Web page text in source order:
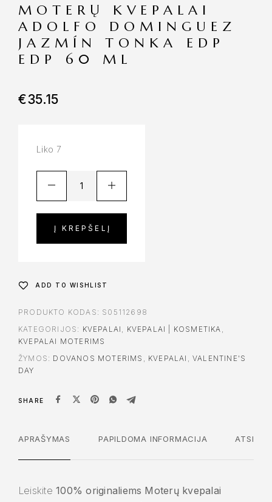
MOTERŲ KVEPALAI
ADOLFO DOMINGUEZ
JAZMÍN TONKA EDP
EDP 60 ML
€35.15
Liko 7
Į KREPŠELĮ
ADD TO WISHLIST
PRODUKTO KODAS: S05112698
KATEGORIJOS: KVEPALAI , KVEPALAI | KOSMETIKA ,
KVEPALAI MOTERIMS
ŽYMOS: DOVANOS MOTERIMS , KVEPALAI ,VALENTINE'S
DAY
SHARE
APRAŠYMAS PAPILDOMA INFORMACIJA
Leiskite100% originaliems Moterų kvepalai